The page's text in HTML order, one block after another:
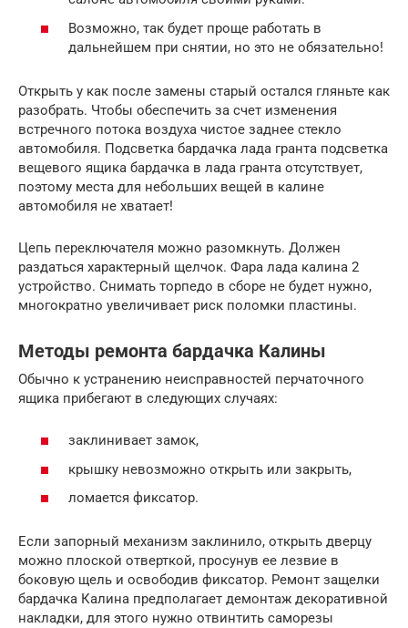
Возможно, так будет проще работать в
дальнейшем при снятии, но это не обязательно!
Открыть у как после замены старый остался гляньте как
разобрать. Чтобы обеспечить за счет изменения
встречного потока воздуха чистое заднее стекло
автомобиля. Подсветка бардачка лада гранта подсветка
вещевого ящика бардачка в лада гранта отсутствует,
поэтому места для небольших вещей в калине
автомобиля не хватает!
Цепь переключателя можно разомкнуть. Должен
раздаться характерный щелчок. Фара лада калина 2
устройство. Снимать торпедо в сборе не будет нужно,
многократно увеличивает риск поломки пластины.
Методы ремонта бардачка Калины
Обычно к устранению неисправностей перчаточного
ящика прибегают в следующих случаях:
заклинивает замок,
крышку невозможно открыть или закрыть,
ломается фиксатор.
Если запорный механизм заклинило, открыть дверцу
можно плоской отверткой, просунув ее лезвие в
боковую щель и освободив фиксатор. Ремонт защелки
бардачка Калина предполагает демонтаж декоративной
накладки, для этого нужно отвинтить саморезы